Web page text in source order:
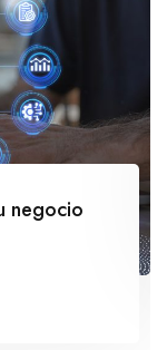
negocio